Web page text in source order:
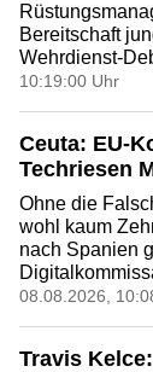
Bereitschaft
Wehrdienst-
10:19:00 Uhr
Ceuta: EU-
Techriesen
Ohne die
wohl kaum
nach Spanien
08.08.2026,
Travis